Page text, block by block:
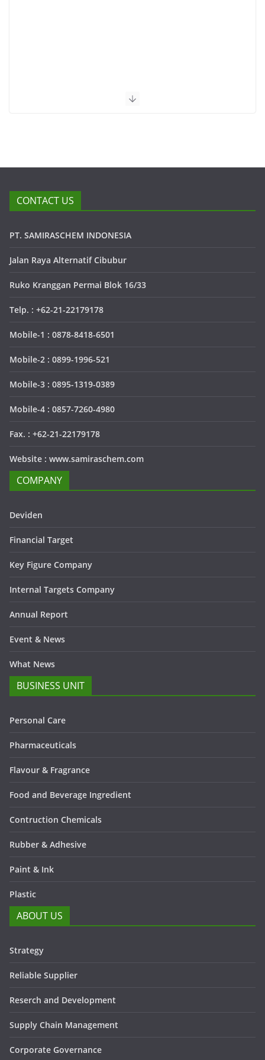
CONTACT US
PT. SAMIRASCHEM INDONESIA
Jalan Raya Alternatif Cibubur
Ruko Kranggan Permai Blok 16/33
Telp. : +62-21-22179178
Mobile-1 : 0878-8418-6501
Mobile-2 : 0899-1996-521
Mobile-3 : 0895-1319-0389
Mobile-4 : 0857-7260-4980
Fax. : +62-21-22179178
Website : www.samiraschem.com
COMPANY
Deviden
Financial Target
Key Figure Company
Internal Targets Company
Annual Report
Event & News
What News
BUSINESS UNIT
Personal Care
Pharmaceuticals
Flavour & Fragrance
Food and Beverage Ingredient
Contruction Chemicals
Rubber & Adhesive
Paint & Ink
Plastic
ABOUT US
Strategy
Reliable Supplier
Reserch and Development
Supply Chain Management
Corporate Governance